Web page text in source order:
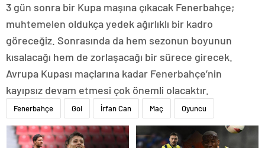
3 gün sonra bir Kupa maşına çıkacak Fenerbahçe;
muhtemelen oldukça yedek ağırlıklı bir kadro
göreceğiz. Sonrasında da hem sezonun boyunun
kısalacağı hem de zorlaşacağı bir sürece girecek.
Avrupa Kupası maçlarına kadar Fenerbahçe’nin
kayıpsız devam etmesi çok önemli olacaktır.
Fenerbahçe Gol İrfan Can Maç Oyuncu